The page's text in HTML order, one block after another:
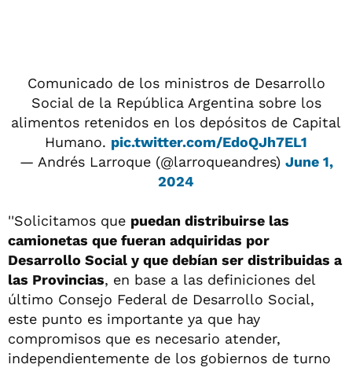
Comunicado de los ministros de Desarrollo
Social de la República Argentina sobre los
alimentos retenidos en los depósitos de Capital
Humano. pic.twitter.com/EdoQJh7EL1
— Andrés Larroque (@larroqueandres) June 1,
2024
''Solicitamos que puedan distribuirse las
camionetas que fueran adquiridas por
Desarrollo Social y que debían ser distribuidas a
las Provincias, en base a las definiciones del
último Consejo Federal de Desarrollo Social,
este punto es importante ya que hay
compromisos que es necesario atender,
independientemente de los gobiernos de turno